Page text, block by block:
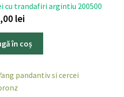
cu trandafiri argintiu 200500
lei
în coș